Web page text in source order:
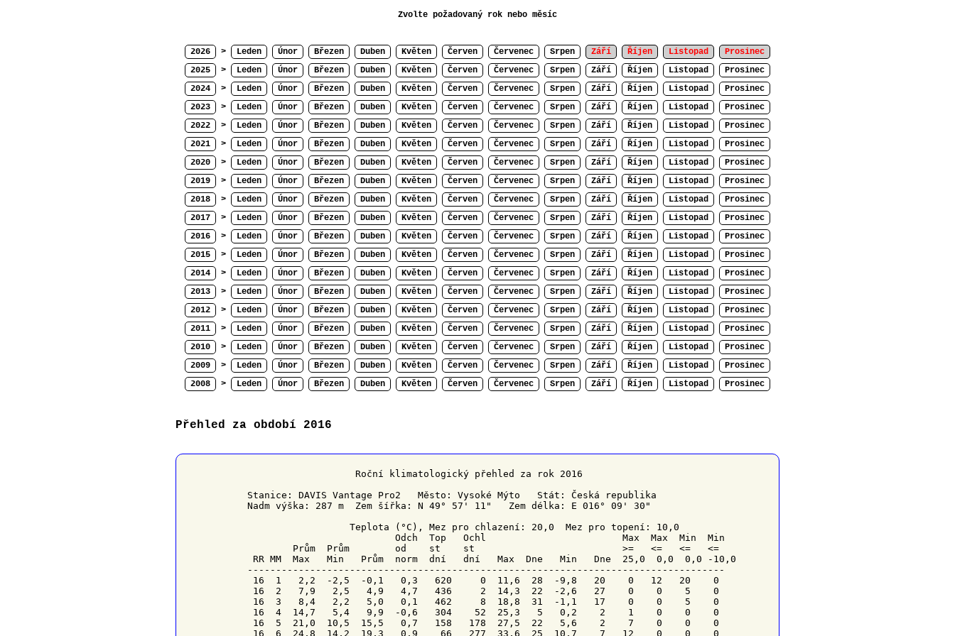
Zvolte požadovaný rok nebo měsíc
2026 > Leden Únor Březen Duben Květen Červen Červenec Srpen Září Říjen Listopad
Prosinec
2025
> Leden Únor Březen Duben Květen Červen Červenec Srpen Září Říjen Listopad
Prosinec
2024
> Leden Únor Březen Duben Květen Červen Červenec Srpen Září Říjen Listopad
Prosinec
2023
> Leden Únor Březen Duben Květen Červen Červenec Srpen Září Říjen Listopad
Prosinec
2022
> Leden Únor Březen Duben Květen Červen Červenec Srpen Září Říjen Listopad
Prosinec
2021
> Leden Únor Březen Duben Květen Červen Červenec Srpen Září Říjen Listopad
Prosinec
2020
> Leden Únor Březen Duben Květen Červen Červenec Srpen Září Říjen Listopad
Prosinec
2019
> Leden Únor Březen Duben Květen Červen Červenec Srpen Září Říjen Listopad
Prosinec
2018
> Leden Únor Březen Duben Květen Červen Červenec Srpen Září Říjen Listopad
Prosinec
2017
> Leden Únor Březen Duben Květen Červen Červenec Srpen Září Říjen Listopad
Prosinec
2016
> Leden Únor Březen Duben Květen Červen Červenec Srpen Září Říjen Listopad
Prosinec
2015
> Leden Únor Březen Duben Květen Červen Červenec Srpen Září Říjen Listopad
Prosinec
2014
> Leden Únor Březen Duben Květen Červen Červenec Srpen Září Říjen Listopad
Prosinec
2013
> Leden Únor Březen Duben Květen Červen Červenec Srpen Září Říjen Listopad
Prosinec
2012
> Leden Únor Březen Duben Květen Červen Červenec Srpen Září Říjen Listopad
Prosinec
2011
> Leden Únor Březen Duben Květen Červen Červenec Srpen Září Říjen Listopad
Prosinec
2010
> Leden Únor Březen Duben Květen Červen Červenec Srpen Září Říjen Listopad
Prosinec
2009
> Leden Únor Březen Duben Květen Červen Červenec Srpen Září Říjen Listopad
Prosinec
2008
> Leden Únor Březen Duben Květen Červen Červenec Srpen Září Říjen Listopad Prosinec
Přehled za období 2016
﻿                   Roční klimatologický přehled za rok 2016
Stanice: DAVIS Vantage Pro2   Město: Vysoké Mýto   Stát: Česká republika
Nadm výška: 287 m  Zem šířka: N 49° 57' 11"   Zem délka: E 016° 09' 30"
                  Teplota (°C), Mez pro chlazení: 20,0  Mez pro topení: 10,0
Odch
Top Ochl
                       Max  Max  Min  Min
        Prům  Prům        od    st    st                          >=   <=   <=   <=
RR MM
  Max   Min   Prům  norm  dní   dní   Max
Dne
  Min
Dne
25,0  0,0  0,0 -10,0
------------------------------------------------------------------------------------
16  1   2,2  -2,5  -0,1   0,3   620     0  11,6  28  -9,8   20    0   12   20    0
16  2   7,9   2,5   4,9   4,7   436     2  14,3  22  -2,6   27    0    0    5    0
16  3   8,4   2,2   5,0   0,1   462     8  18,8  31  -1,1   17    0    0    5    0
16  4  14,7   5,4   9,9  -0,6   304    52  25,3   5   0,2    2    1    0    0    0
16  5  21,0  10,5  15,5   0,7   158   178  27,5  22   5,6    2    7    0    0    0
16  6  24,8  14,2  19,3   0,9    66   277  33,6  25  10,7    7   12    0    0    0